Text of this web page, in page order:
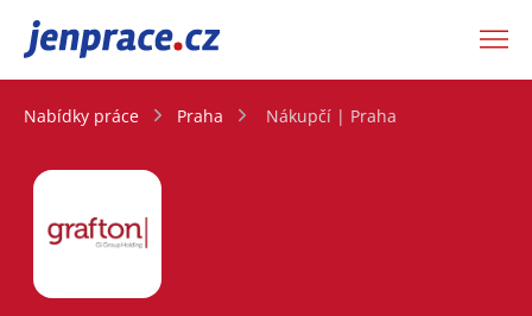
JenPráce.cz
Nabídky práce Praha Nákupčí | Praha